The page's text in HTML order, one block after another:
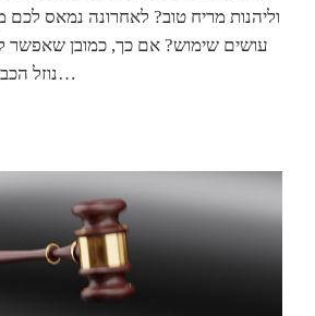
וליהנות מריח טוב? לאחרונה נמאס לכם
עושים שימוש? אם כך, כמובן שאפשר
נוזל הכביסה מלווה אותנו לאורך…